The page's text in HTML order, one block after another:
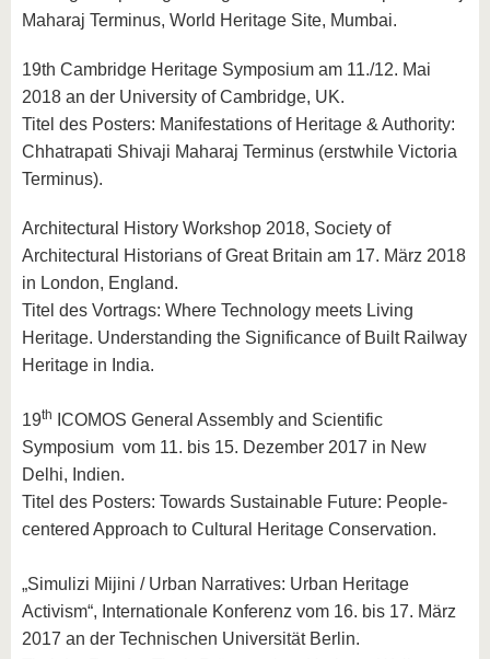
Maharaj Terminus, World Heritage Site, Mumbai.
19th Cambridge Heritage Symposium am 11./12. Mai
2018 an der University of Cambridge, UK.
Titel des Posters: Manifestations of Heritage & Authority:
Chhatrapati Shivaji Maharaj Terminus (erstwhile Victoria
Terminus).
Architectural History Workshop 2018, Society of
Architectural Historians of Great Britain am 17. März 2018
in London, England.
Titel des Vortrags: Where Technology meets Living
Heritage. Understanding the Significance of Built Railway
Heritage in India.
19th
ICOMOS General Assembly and Scientific
Symposium vom 11. bis 15. Dezember 2017 in New
Delhi, Indien.
Titel des Posters: Towards Sustainable Future: People-
centered Approach to Cultural Heritage Conservation.
„Simulizi Mijini / Urban Narratives: Urban Heritage
Activism“, Internationale Konferenz vom 16. bis 17. März
2017 an der Technischen Universität Berlin.